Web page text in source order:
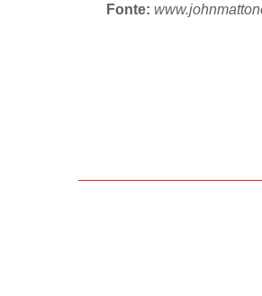
Fonte: